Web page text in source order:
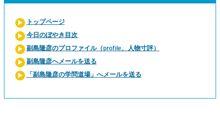
トップページ
今日のぼやき目次
副島隆彦のプロファイル（profile、人物寸評）
副島隆彦へメールを送る
「副島隆彦の学問道場」へメールを送る